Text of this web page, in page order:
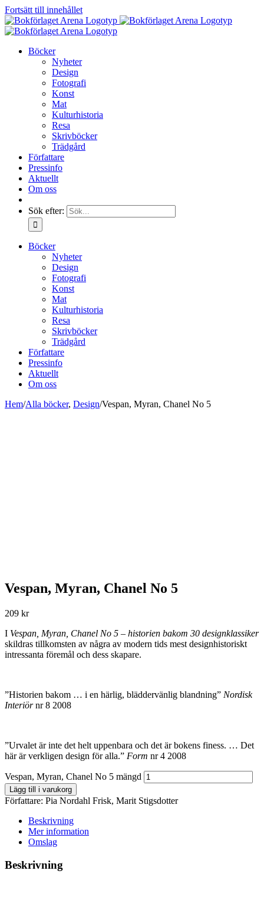
Fortsätt till innehållet
Böcker
Nyheter
Design
Fotografi
Konst
Mat
Kulturhistoria
Resa
Skrivböcker
Trädgård
Författare
Pressinfo
Aktuellt
Om oss
Sök efter:
Böcker
Nyheter
Design
Fotografi
Konst
Mat
Kulturhistoria
Resa
Skrivböcker
Trädgård
Författare
Pressinfo
Aktuellt
Om oss
Hem/Alla böcker, Design/Vespan, Myran, Chanel No 5
Vespan, Myran, Chanel No 5
209 kr
I Vespan, Myran, Chanel No 5 – historien bakom 30 designklassiker
skildras tillkomsten av några av modern tids mest designhistoriskt
intressanta föremål och dess skapare.
”Historien bakom … i en härlig, bläddervänlig blandning” Nordisk
Interiörnr 8 2008
”Urvalet är inte det helt uppenbara och det är bokens finess. … Det
här är verkligen design för alla.” Form nr 4 2008
Vespan, Myran, Chanel No 5 mängd
Lägg till i varukorg
Författare: Pia Nordahl Frisk, Marit Stigsdotter
Beskrivning
Mer information
Omslag
Beskrivning